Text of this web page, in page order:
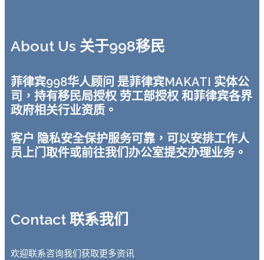
About Us 关于998移民
菲律宾998华人顾问 是菲律宾MAKATI 实体公
司，持有移民局授权 劳工部授权 和菲律宾各界
政府相关行业资质。
客户 隐私安全保护服务可靠，可以安排工作人
员上门取件或前往我们办公室提交办理业务。
Contact 联系我们
欢迎联系咨询我们获取更多资讯